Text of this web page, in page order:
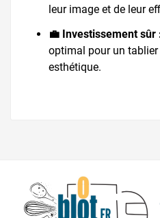
leur image et de leur
💼 Investissement sûr
optimal pour un
esthétique.